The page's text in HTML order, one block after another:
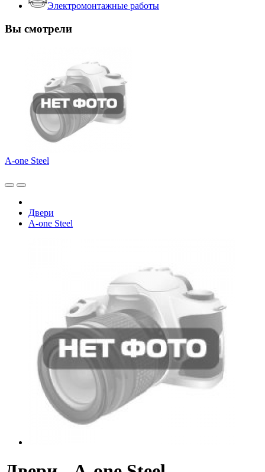
Электромонтажные работы
Вы смотрели
A-one Steel
Двери
A-one Steel